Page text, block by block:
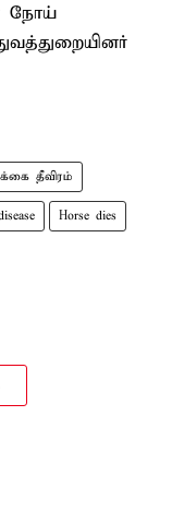
நோய்
தீவிரம்
Horse dies